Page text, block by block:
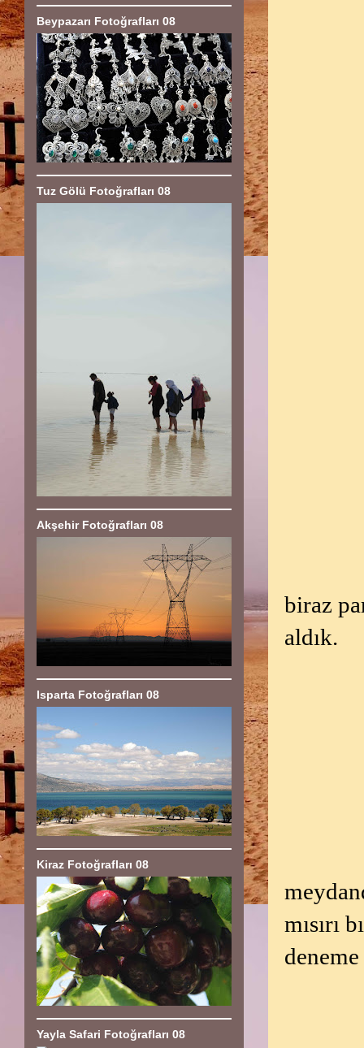
biraz
aldık.
mısırı
Beypazarı Fotoğrafları 08
Tuz Gölü Fotoğrafları 08
Akşehir Fotoğrafları 08
Isparta Fotoğrafları 08
Kiraz Fotoğrafları 08
Yayla Safari Fotoğrafları 08